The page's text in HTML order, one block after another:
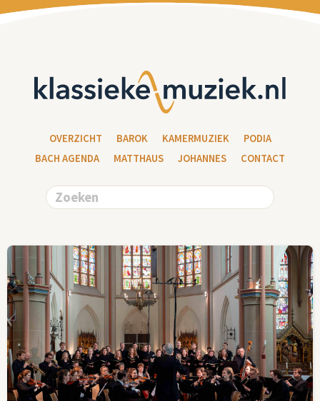
OVERZICHT BAROK KAMERMUZIEK
PODIA
BACH AGENDA
MATTHAUS JOHANNES CONTACT